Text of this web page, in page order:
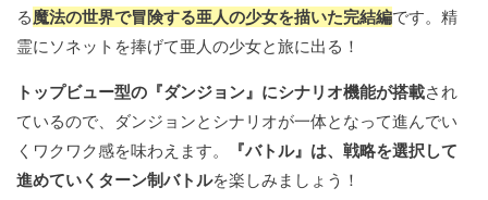
る魔法の世界で冒険する亜人の少女を描いた完結編です。精
霊にソネットを捧げて亜人の少女と旅に出る！
トップビュー型の『ダンジョン』にシナリオ機能が搭載され
ているので、ダンジョンとシナリオが一体となって進んでい
くワクワク感を味わえます。
『バトル』は、戦略を選択して
進めていくターン制バトルを楽しみましょう！